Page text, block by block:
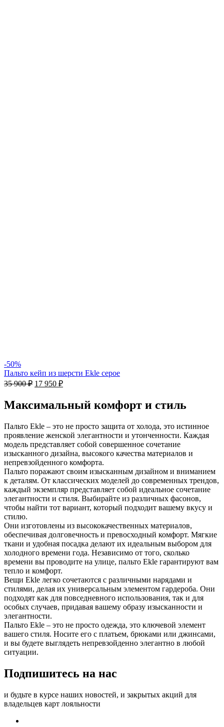
-50%
Пальто кейп из шерсти Ekle cерое
35 900₽ 17 950 ₽
Максимальный комфорт и стиль
Пальто Ekle – это не просто защита от холода, это истинное
проявление женской элегантности и утонченности. Каждая
модель представляет собой совершенное сочетание
изысканного дизайна, высокого качества материалов и
непревзойденного комфорта.
Пальто поражают своим изысканным дизайном и вниманием
к деталям. От классических моделей до современных трендов,
каждый экземпляр представляет собой идеальное сочетание
элегантности и стиля. Выбирайте из различных фасонов,
чтобы найти тот вариант, который подходит вашему вкусу и
стилю.
Они изготовлены из высококачественных материалов,
обеспечивая долговечность и превосходный комфорт. Мягкие
ткани и удобная посадка делают их идеальным выбором для
холодного времени года. Независимо от того, сколько
времени вы проводите на улице, пальто Ekle гарантируют вам
тепло и комфорт.
Вещи Ekle легко сочетаются с различными нарядами и
стилями, делая их универсальным элементом гардероба. Они
подходят как для повседневного использования, так и для
особых случаев, придавая вашему образу изысканности и
элегантности.
Пальто Ekle – это не просто одежда, это ключевой элемент
вашего стиля. Носите его с платьем, брюками или джинсами,
и вы будете выглядеть непревзойденно элегантно в любой
ситуации.
Подпишитесь на нас
и будьте в курсе наших новостей, и закрытых акций для
владельцев карт лояльности